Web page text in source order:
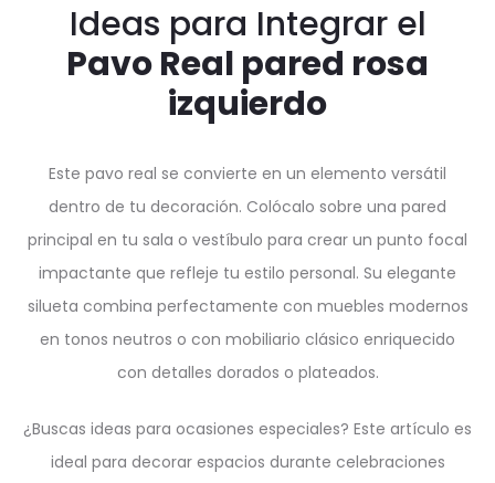
Ideas para Integrar el
Pavo Real pared rosa
izquierdo
Este pavo real se convierte en un elemento versátil
dentro de tu decoración. Colócalo sobre una pared
principal en tu sala o vestíbulo para crear un punto focal
impactante que refleje tu estilo personal. Su elegante
silueta combina perfectamente con muebles modernos
en tonos neutros o con mobiliario clásico enriquecido
con detalles dorados o plateados.
¿Buscas ideas para ocasiones especiales? Este artículo es
ideal para decorar espacios durante celebraciones